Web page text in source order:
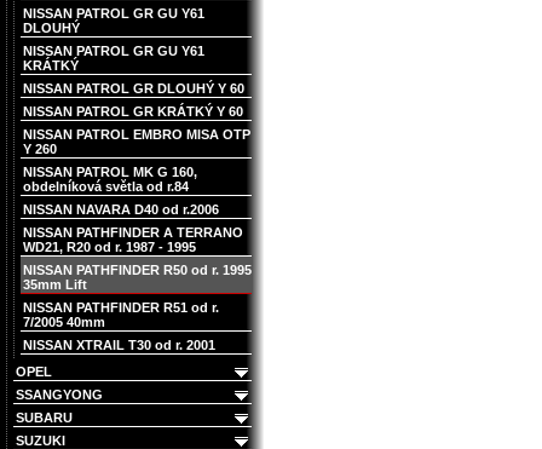
NISSAN PATROL GR GU Y61
DLOUHÝ
NISSAN PATROL GR GU Y61
KRÁTKÝ
NISSAN PATROL GR DLOUHÝ Y 60
NISSAN PATROL GR KRÁTKÝ Y 60
NISSAN PATROL EMBRO MISA OTP
Y 260
NISSAN PATROL MK G 160,
obdelníková světla od r.84
NISSAN NAVARA D40 od r.2006
NISSAN PATHFINDER A TERRANO
WD21, R20 od r. 1987 - 1995
NISSAN PATHFINDER R50 od r. 1995
35mm Lift
NISSAN PATHFINDER R51 od r.
7/2005 40mm
NISSAN XTRAIL T30 od r. 2001
OPEL
SSANGYONG
SUBARU
SUZUKI